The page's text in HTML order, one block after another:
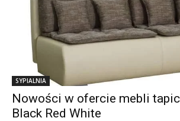
SYPIALNIA
Nowości w ofercie mebli
Black Red White